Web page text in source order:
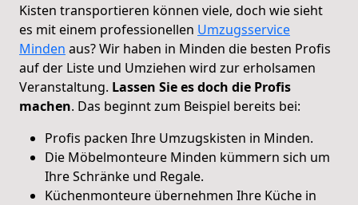
Kisten transportieren können viele, doch wie sieht
es mit einem professionellen Umzugsservice
Minden aus? Wir haben in Minden die besten Profis
auf der Liste und Umziehen wird zur erholsamen
Veranstaltung. Lassen Sie es doch die Profis
machen. Das beginnt zum Beispiel bereits bei:
Profis packen Ihre Umzugskisten in Minden.
Die Möbelmonteure Minden kümmern sich um
Ihre Schränke und Regale.
Küchenmonteure übernehmen Ihre Küche in